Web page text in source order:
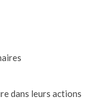
dans leurs actions